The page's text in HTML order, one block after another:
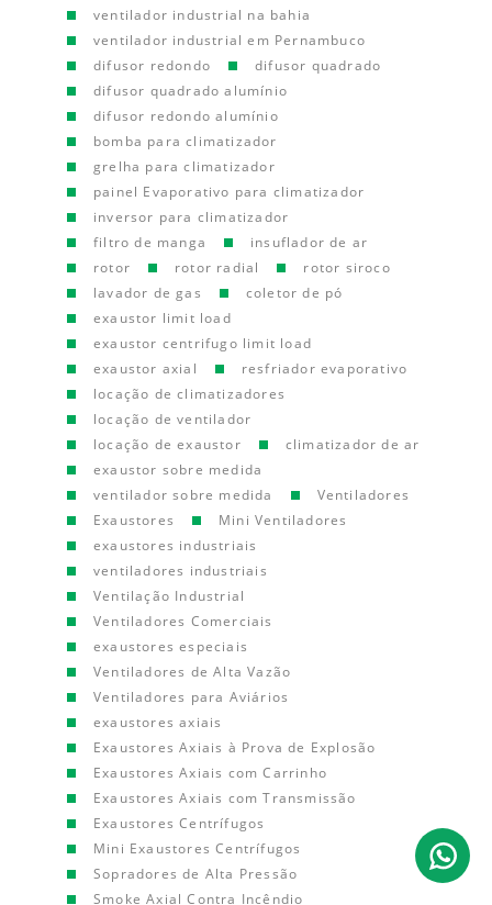
ventilador industrial na bahia
ventilador industrial em Pernambuco
difusor redondo
difusor quadrado
difusor quadrado alumínio
difusor redondo alumínio
bomba para climatizador
grelha para climatizador
painel Evaporativo para climatizador
inversor para climatizador
filtro de manga
insuflador de ar
rotor
rotor radial
rotor siroco
lavador de gas
coletor de pó
exaustor limit load
exaustor centrifugo limit load
exaustor axial
resfriador evaporativo
locação de climatizadores
locação de ventilador
locação de exaustor
climatizador de ar
exaustor sobre medida
ventilador sobre medida
Ventiladores
Exaustores
Mini Ventiladores
exaustores industriais
ventiladores industriais
Ventilação Industrial
Ventiladores Comerciais
exaustores especiais
Ventiladores de Alta Vazão
Ventiladores para Aviários
exaustores axiais
Exaustores Axiais à Prova de Explosão
Exaustores Axiais com Carrinho
Exaustores Axiais com Transmissão
Exaustores Centrífugos
Mini Exaustores Centrífugos
Sopradores de Alta Pressão
Smoke Axial Contra Incêndio